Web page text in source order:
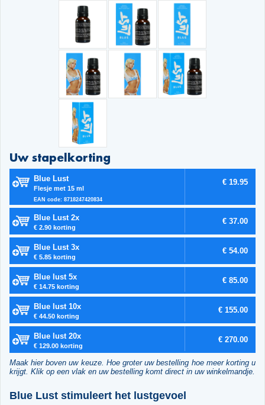
Uw stapelkorting
Blue Lust
Flesje met 15 ml
EAN code: 8718247420834
€ 19.95
Blue Lust 2x
€ 2.90 korting
€ 37.00
Blue Lust 3x
€ 5.85 korting
€ 54.00
Blue lust 5x
€ 14.75 korting
€ 85.00
Blue lust 10x
€ 44.50 korting
€ 155.00
Blue lust 20x
€ 129.00 korting
€ 270.00
Maak hier boven uw keuze. Hoe groter uw bestelling hoe meer korting u
krijgt. Klik op een vlak en uw bestelling komt direct in uw winkelmandje.
Blue Lust stimuleert het lustgevoel